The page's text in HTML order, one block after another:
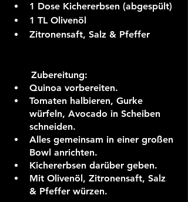
1 Dose Kichererbsen (abgespült)
1 TL Olivenöl
Zitronensaft, Salz & Pfeffer
       Zubereitung:
Quinoa vorbereiten.
Tomaten halbieren, Gurke
würfeln, Avocado in Scheiben
schneiden.
Alles gemeinsam in einer großen
Bowl anrichten.
Kichererbsen darüber geben.
Mit Olivenöl, Zitronensaft, Salz
& Pfeffer würzen.